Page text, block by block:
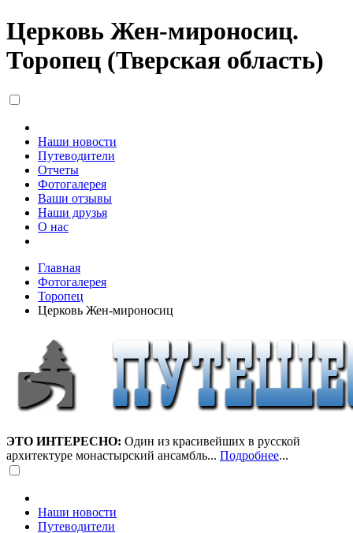
Церковь Жен-мироносиц.
Торопец (Тверская область)
Наши новости
Путеводители
Отчеты
Фотогалерея
Ваши отзывы
Наши друзья
О нас
Главная
Фотогалерея
Торопец
Церковь Жен-мироносиц
ЭТО ИНТЕРЕСНО: Один из красивейших в русской
архитектуре монастырский ансамбль... Подробнее...
Наши новости
Путеводители